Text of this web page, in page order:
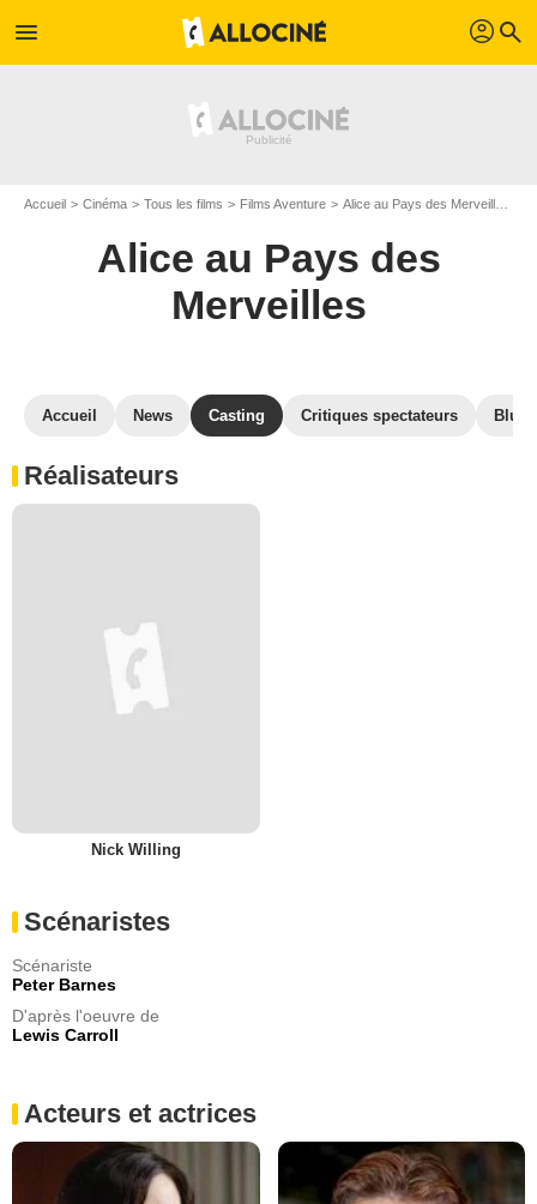
menu profil search
Accueil Cinéma Tous les films Films Aventure Alice au Pays des Merveilles
Alice au Pays des
Merveilles
Accueil News Casting Critiques spectateurs Blu-
Réalisateurs
Nick Willing
Scénaristes
Scénariste
Peter Barnes
D'après l'oeuvre de
Lewis Carroll
Acteurs et actrices